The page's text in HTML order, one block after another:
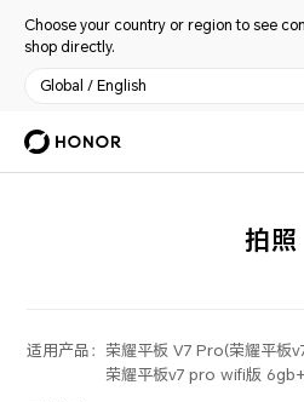
Choose your country or region to see
shop directly.
Global / English
拍照
适用产品： 荣耀平板 V7 Pro(荣耀平板
荣耀平板v7 pro wifi版